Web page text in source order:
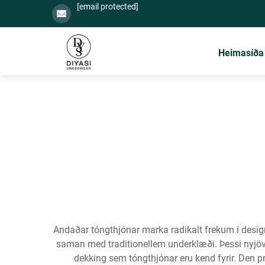
[email protected]
Heimasíða
Andaðar tóngthjónar marka radikalt frekum í
saman med traditionellem underklæði. Þessi
dekking sem tóngthjónar eru kend fyrir. Den